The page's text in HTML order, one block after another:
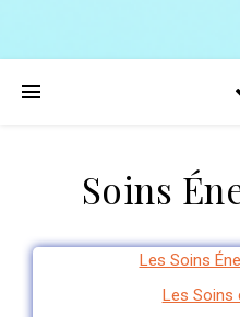
Soins
Les Soins
Les Soins